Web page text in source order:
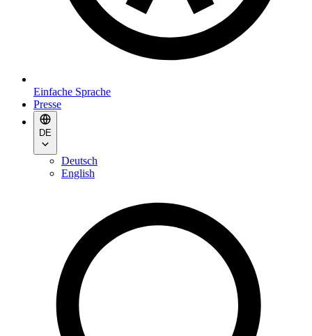
Einfache Sprache
Presse
DE
Deutsch
English